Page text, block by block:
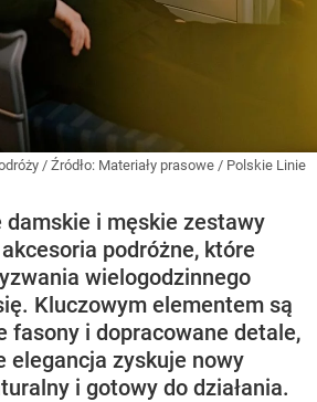
/ Źródło: Materiały prasowe / Polskie Linie
damskie i męskie zestawy
podróżne, które
wielogodzinnego
Kluczowym elementem są
fasony i dopracowane detale,
elegancja zyskuje nowy
i gotowy do działania.